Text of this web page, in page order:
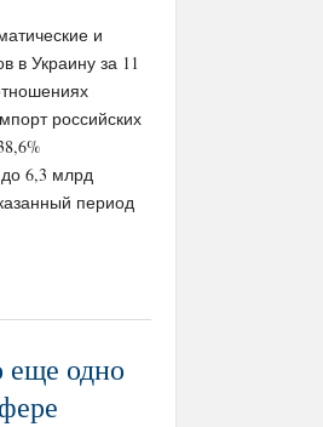
и
в Украину за 11
российских
6,3 млрд
период
еще одно